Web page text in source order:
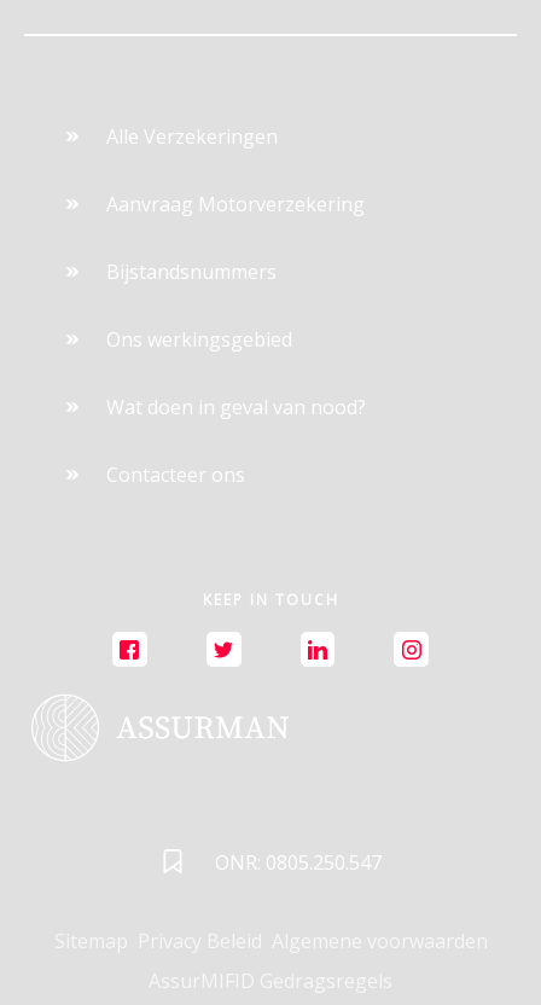
Alle Verzekeringen
Aanvraag Motorverzekering
Bijstandsnummers
Ons werkingsgebied
Wat doen in geval van nood?
Contacteer ons
ONR: 0805.250.547
KEEP IN TOUCH